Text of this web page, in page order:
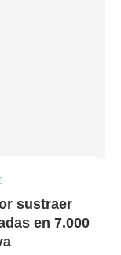
sustraer
en 7.000